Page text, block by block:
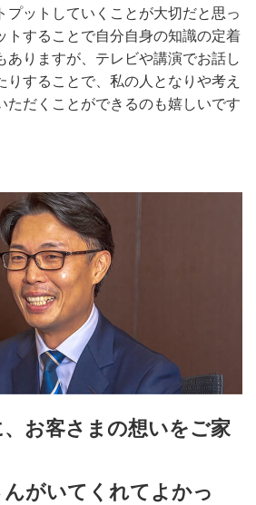
プットしていくことが大切だと思っ
トすることで自分自身の知識の定着
ありますが、テレビや講演でお話し
りすることで、私の人となりや考え
ただくことができるのも嬉しいです
お客さまの想いをご家
んがいてくれてよかっ